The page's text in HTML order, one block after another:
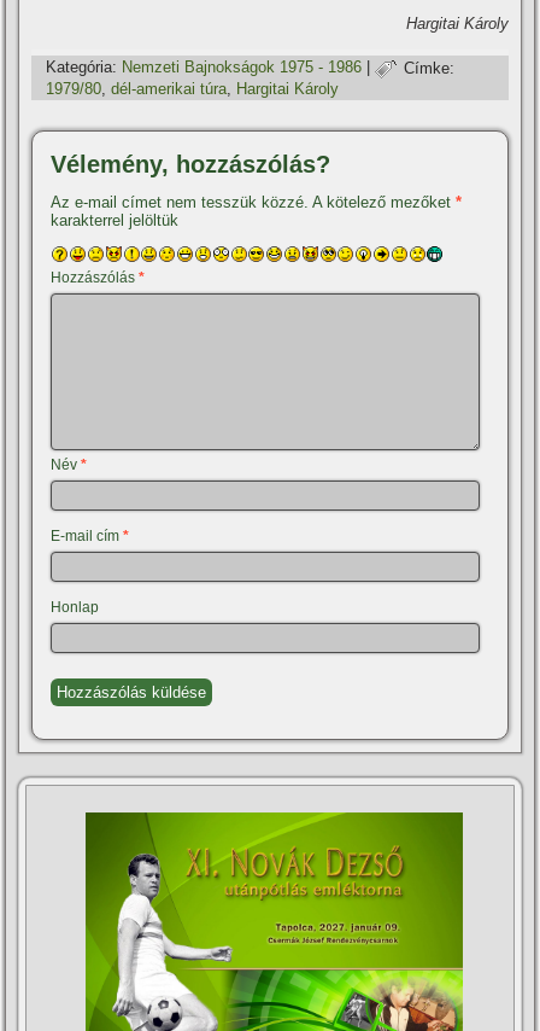
Hargitai Károly
Kategória: Nemzeti Bajnokságok 1975 - 1986 |
Címke:
1979/80,dél-amerikai túra, Hargitai Károly
Vélemény, hozzászólás?
Az e-mail címet nem tesszük közzé. A kötelező mezőket*
karakterrel jelöltük
Hozzászólás*
Név*
E-mail cím*
Honlap